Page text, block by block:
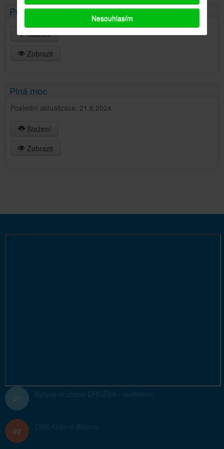
Postup při realizaci shromáždění 2025
Stažení
Zobrazit
Plná moc
Poslední aktualizace: 21.8.2024
Stažení
Zobrazit
01
02
Nesouhlasím